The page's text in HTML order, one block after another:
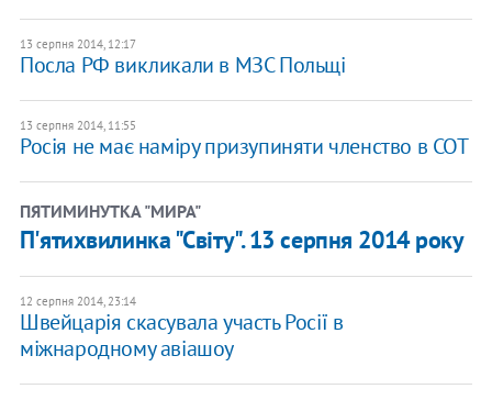
13 серпня 2014, 12:17
Посла РФ викликали в МЗС Польщі
13 серпня 2014, 11:55
Росія не має наміру призупиняти членство в СОТ
ПЯТИМИНУТКА "МИРА"
П'ятихвилинка "Світу". 13 серпня 2014 року
12 серпня 2014, 23:14
Швейцарія скасувала участь Росії в
міжнародному авіашоу